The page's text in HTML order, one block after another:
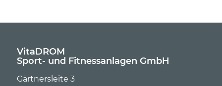
VitaDROM
Sport- und Fitnessanlagen GmbH
Gärtnersleite 3